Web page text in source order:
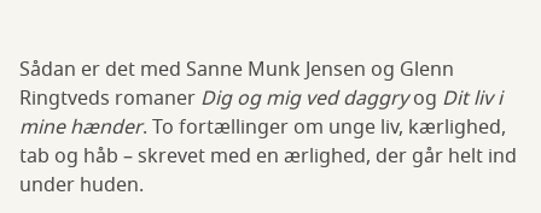
Sådan er det med Sanne Munk Jensen og Glenn
Ringtveds romaner Dig og mig ved daggryog Dit liv i
mine hænder. To fortællinger om unge liv, kærlighed,
tab og håb – skrevet med en ærlighed, der går helt ind
under huden.